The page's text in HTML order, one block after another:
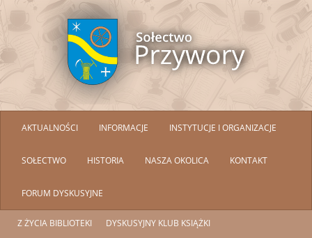
AKTUALNOŚCI INFORMACJE INSTYTUCJE I ORGANIZACJE
SOŁECTWO HISTORIA NASZA OKOLICA KONTAKT
FORUM DYSKUSYJNE
Z ŻYCIA BIBLIOTEKI DYSKUSYJNY KLUB KSIĄŻKI